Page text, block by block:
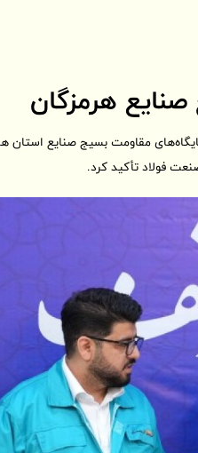
صنایع هرمزگان
مقاومت بسیج صنایع استان
فولاد تأکید کرد.